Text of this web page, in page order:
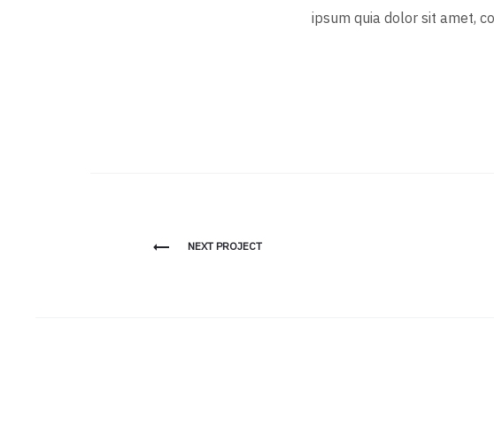
ipsum quia dolor sit amet,
NEXT PROJECT